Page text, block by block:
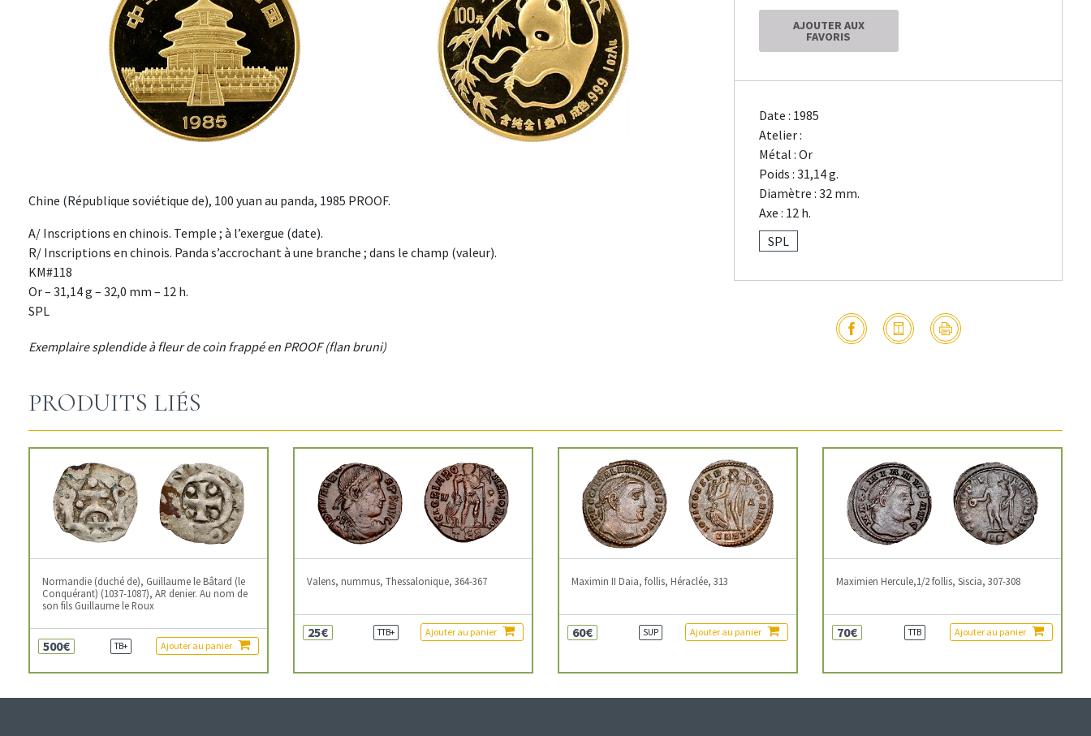
Chine (République soviétique de), 100 yuan au panda, 1985 PROOF.
A/ Inscriptions en chinois. Temple ; à l’exergue (date).
R/ Inscriptions en chinois. Panda s’accrochant à une branche ; dans le champ (valeur).
KM#118
Or – 31,14 g – 32,0 mm – 12 h.
SPL
Exemplaire splendide à fleur de coin frappé en PROOF (flan bruni)
AJOUTER AUX
FAVORIS
Date : 1985
Atelier :
Métal : Or
Poids : 31,14 g.
Diamètre : 32 mm.
Axe : 12 h.
SPL
PRODUITS LIÉS
Normandie (duché de), Guillaume le Bâtard (le
Conquérant) (1037-1087), AR denier. Au nom de
son fils Guillaume le Roux
500€ TB+ Ajouter au panier
Valens, nummus, Thessalonique, 364-367
25€ TTB+ Ajouter au panier
Maximin II Daia, follis, Héraclée, 313
60€ SUP Ajouter au panier
Maximien Hercule,1/2 follis, Siscia, 307-308
70€ TTB Ajouter au panier